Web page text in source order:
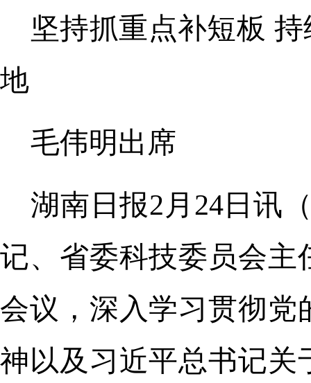
坚持抓重点补短板
地
毛伟明出席
湖南日报2月24日讯
记、省委科技委员会主
会议，深入学习贯彻
神以及习近平总书记关